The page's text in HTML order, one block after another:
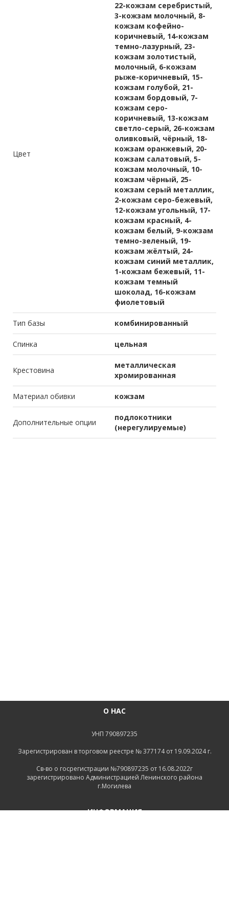
Цвет
22-кожзам серебристый,
3-кожзам молочный, 8-
кожзам кофейно-
коричневый, 14-кожзам
темно-лазурный, 23-
кожзам золотистый,
молочный, 6-кожзам
рыже-коричневый, 15-
кожзам голубой, 21-
кожзам бордовый, 7-
кожзам серо-
коричневый, 13-кожзам
светло-серый, 26-кожзам
оливковый, чёрный, 18-
кожзам оранжевый, 20-
кожзам салатовый, 5-
кожзам молочный, 10-
кожзам чёрный, 25-
кожзам серый металлик,
2-кожзам серо-бежевый,
12-кожзам угольный, 17-
кожзам красный, 4-
кожзам белый, 9-кожзам
темно-зеленый, 19-
кожзам жёлтый, 24-
кожзам синий металлик,
1-кожзам бежевый, 11-
кожзам темный
шоколад, 16-кожзам
фиолетовый
Тип базы комбинированный
Спинка цельная
Крестовина
металлическая
хромированная
Материал обивки кожзам
Дополнительные опции
подлокотники
(нерегулируемые)
О НАС
УНП 790897235
Зарегистрирован в торговом реестре № 377174 от 19.09.2024 г.
Св-во о госрегистрации №790897235 от 16.08.2022г
зарегистрировано Администрацией Ленинского района
г.Могилева
ИНФОРМАЦИЯ